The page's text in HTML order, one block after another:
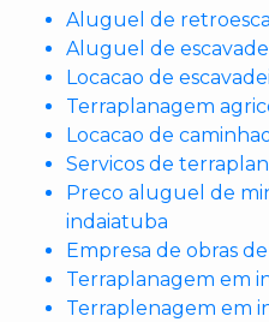
Aluguel de
Aluguel de
Locacao de
Terraplanagem
Locacao de
Servicos de
Preco aluguel de
indaiatuba
Empresa de obras
Terraplanagem em
Terraplenagem em